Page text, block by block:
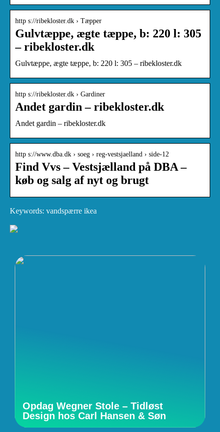
http s://ribekloster.dk › Tæpper
Gulvtæppe, ægte tæppe, b: 220 l: 305
– ribekloster.dk
Gulvtæppe, ægte tæppe, b: 220 l: 305 – ribekloster.dk
http s://ribekloster.dk › Gardiner
Andet gardin – ribekloster.dk
Andet gardin – ribekloster.dk
http s://www.dba.dk › soeg › reg-vestsjaelland › side-12
Find Vvs – Vestsjælland på DBA –
køb og salg af nyt og brugt
Keywords: vandspærre ikea
Opdag Wegner Stole – Tidløst
Design hos Carl Hansen & Søn